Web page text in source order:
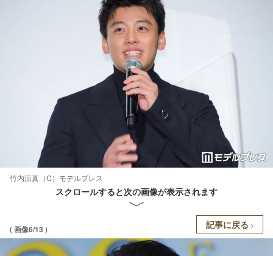
竹内涼真（C）モデルプレス
スクロールすると次の画像が表示されます
( 画像6/13 ) 記事に戻る